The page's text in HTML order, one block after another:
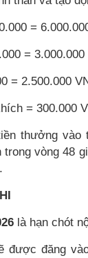
=
=
= 2.500.000
= 300.000
thưởng vào
trong vòng 48
là hạn chót
được đăng